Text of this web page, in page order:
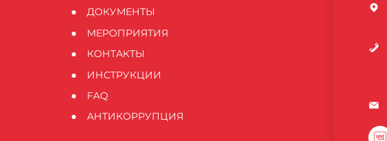
ДОКУМЕНТЫ
МЕРОПРИЯТИЯ
КОНТАКТЫ
ИНСТРУКЦИИ
FAQ
АНТИКОРРУПЦИЯ